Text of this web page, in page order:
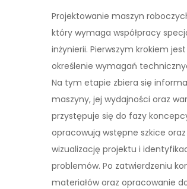
Projektowanie maszyn
który wymaga współpracy
inżynierii. Pierwszym krokiem
określenie wymagań
Na tym etapie zbiera się
maszyny, jej wydajności oraz
przystępuje się do fazy
opracowują wstępne szkice
wizualizację projektu i
problemów. Po zatwierdzeniu
materiałów oraz opracowanie